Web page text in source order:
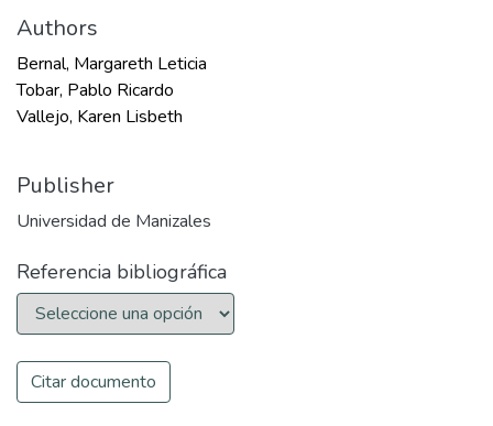
Authors
Bernal, Margareth Leticia
Tobar, Pablo Ricardo
Vallejo, Karen Lisbeth
Publisher
Universidad de Manizales
Referencia bibliográfica
Citar documento